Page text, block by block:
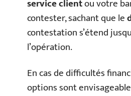
service clientou votre
contester, sachant que le
contestation s’étend
l’opération.
En cas de difficultés
options sont